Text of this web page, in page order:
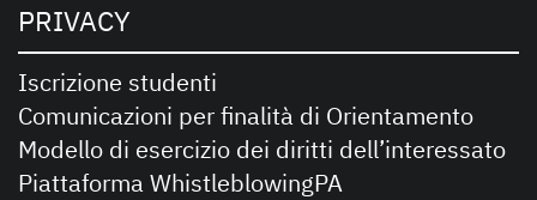
PRIVACY
Iscrizione studenti
Comunicazioni per finalità di Orientamento
Modello di esercizio dei diritti dell’interessato
Piattaforma WhistleblowingPA